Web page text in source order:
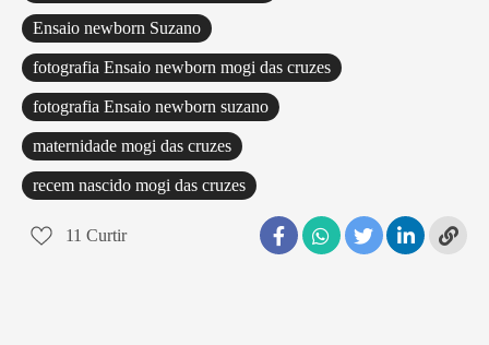
Ensaio newborn Suzano
fotografia Ensaio newborn mogi das cruzes
fotografia Ensaio newborn suzano
maternidade mogi das cruzes
recem nascido mogi das cruzes
11 Curtir